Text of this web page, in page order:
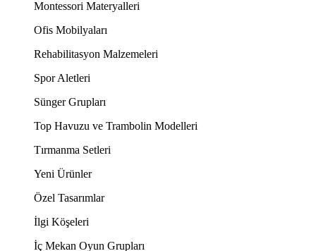
Montessori Materyalleri
Ofis Mobilyaları
Rehabilitasyon Malzemeleri
Spor Aletleri
Sünger Grupları
Top Havuzu ve Trambolin Modelleri
Tırmanma Setleri
Yeni Ürünler
Özel Tasarımlar
İlgi Köşeleri
İç Mekan Oyun Grupları